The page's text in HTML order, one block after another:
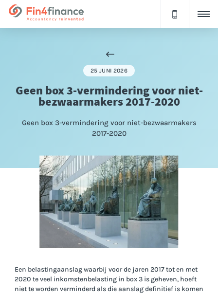
25 JUNI 2026
Geen box 3-vermindering voor niet-
bezwaarmakers 2017-2020
Geen box 3-vermindering voor niet-bezwaarmakers
2017-2020
Een belastingaanslag waarbij voor de jaren 2017 tot en met
2020 te veel inkomstenbelasting in box 3 is geheven, hoeft
niet te worden verminderd als die aanslag definitief is komen